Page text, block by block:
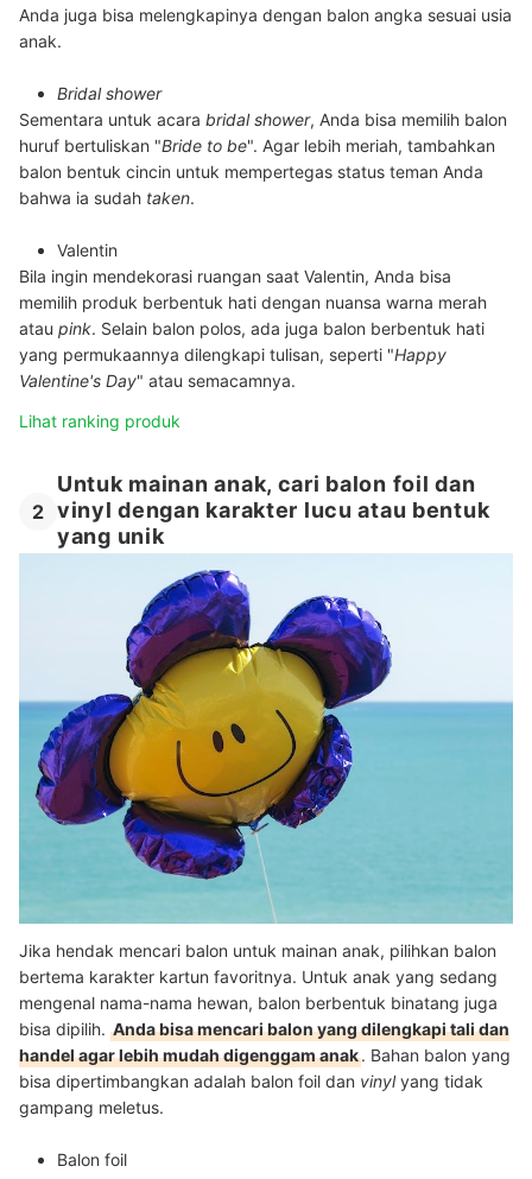
Anda juga bisa melengkapinya dengan balon angka sesuai usia
anak.
Bridal shower
Sementara untuk acara bridal shower, Anda bisa memilih balon
huruf bertuliskan "Bride to be". Agar lebih meriah, tambahkan
balon bentuk cincin untuk mempertegas status teman Anda
bahwa ia sudah taken.
Valentin
Bila ingin mendekorasi ruangan saat Valentin, Anda bisa
memilih produk berbentuk hati dengan nuansa warna merah
atau pink. Selain balon polos, ada juga balon berbentuk hati
yang permukaannya dilengkapi tulisan, seperti "Happy
Valentine's Day" atau semacamnya.
Lihat ranking produk
2
Untuk mainan anak, cari balon foil dan
vinyl dengan karakter lucu atau bentuk
yang unik
Jika hendak mencari balon untuk mainan anak, pilihkan balon
bertema karakter kartun favoritnya. Untuk anak yang sedang
mengenal nama-nama hewan, balon berbentuk binatang juga
bisa dipilih. Anda bisa mencari balon yang dilengkapi tali dan
handel agar lebih mudah digenggam anak. Bahan balon yang
bisa dipertimbangkan adalah balon foil dan vinylyang tidak
gampang meletus.
Balon foil